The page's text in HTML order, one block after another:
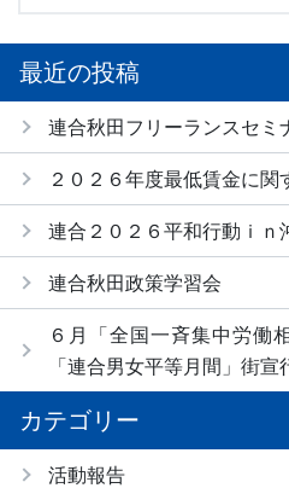
最近の投稿
連合秋田フリーランスセミ
２０２６年度最低賃金に
連合２０２６平和行動ｉｎ
連合秋田政策学習会
６月「全国一斉集中労働
「連合男女平等月間」街宣
カテゴリー
活動報告